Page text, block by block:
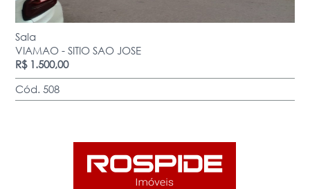
Sala
VIAMAO - SITIO SAO JOSE
R$ 1.500,00
Cód. 508